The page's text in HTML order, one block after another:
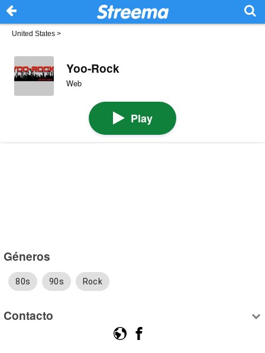
United States >
Yoo-Rock
Web
Play
Géneros
80s 90s Rock
Contacto